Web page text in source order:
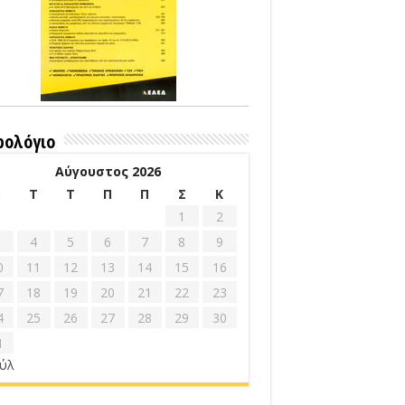
Αύγουστος 2026
Τ Τ Π Π Σ
Κ
1
2
4 5 6 7 8
9
11 12 13 14 15
16
18 19 20 21 22
23
25 26 27 28 29
30